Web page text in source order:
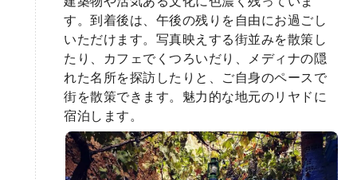
す。到着後は、午後の残りを自由にお過ごし
いただけます。写真映えする街並みを散策し
たり、カフェでくつろいだり、メディナの隠
れた名所を探訪したりと、ご自身のペースで
街を散策できます。魅力的な地元のリヤドに
宿泊します。